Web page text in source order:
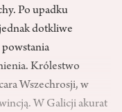
Po upadku
dotkliwe
Królestwo
Wszechrosji, w
W Galicji akurat